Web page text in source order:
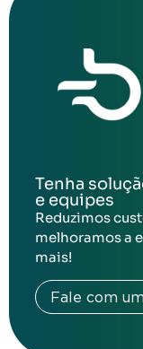
Tenha
e equipes
Reduzimos
melhoramos a
mais!
Fale com